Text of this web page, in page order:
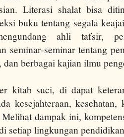
Literasi shalat bisa
buku tentang segala
ahli tafsir,
seminar-seminar tentang
dan berbagai kajian ilmu
kitab suci, di dapat
kesejahteraan, kesehatan,
dampak ini,
setiap lingkungan